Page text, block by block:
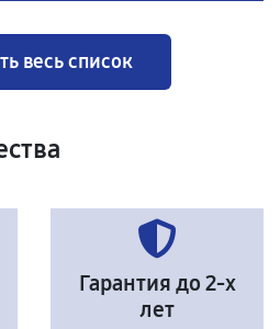
весь список
Гарантия до 2-х
лет